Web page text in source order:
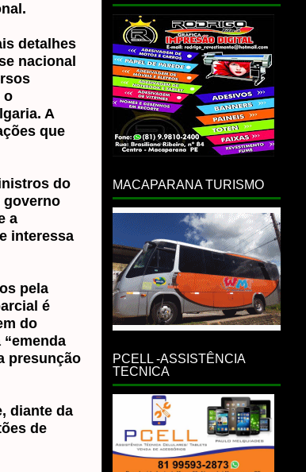
detalhes
nacional
o
A
que
do
governo
a
interessa
pela
é
do
presunção
diante da
de
MACAPARANA TURISMO
PCELL -ASSISTÊNCIA
TECNICA